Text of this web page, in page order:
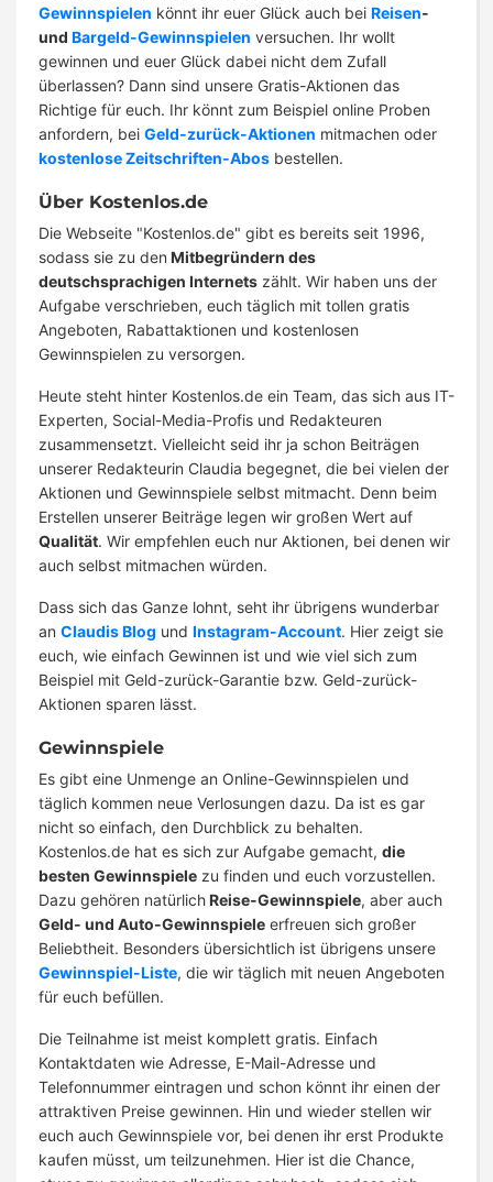
Gewinnspielen könnt ihr euer Glück auch bei Reisen-
und Bargeld-Gewinnspielen versuchen. Ihr wollt
gewinnen und euer Glück dabei nicht dem Zufall
überlassen? Dann sind unsere Gratis-Aktionen das
Richtige für euch. Ihr könnt zum Beispiel online Proben
anfordern, bei Geld-zurück-Aktionen mitmachen oder
kostenlose Zeitschriften-Abos bestellen.
Über Kostenlos.de
Die Webseite "Kostenlos.de" gibt es bereits seit 1996,
sodass sie zu den Mitbegründern des
deutschsprachigen Internets zählt. Wir haben uns der
Aufgabe verschrieben, euch täglich mit tollen gratis
Angeboten, Rabattaktionen und kostenlosen
Gewinnspielen zu versorgen.
Heute steht hinter Kostenlos.de ein Team, das sich aus IT-
Experten, Social-Media-Profis und Redakteuren
zusammensetzt. Vielleicht seid ihr ja schon Beiträgen
unserer Redakteurin Claudia begegnet, die bei vielen der
Aktionen und Gewinnspiele selbst mitmacht. Denn beim
Erstellen unserer Beiträge legen wir großen Wert auf
Qualität. Wir empfehlen euch nur Aktionen, bei denen wir
auch selbst mitmachen würden.
Dass sich das Ganze lohnt, seht ihr übrigens wunderbar
an Claudis Blog und Instagram-Account. Hier zeigt sie
euch, wie einfach Gewinnen ist und wie viel sich zum
Beispiel mit Geld-zurück-Garantie bzw. Geld-zurück-
Aktionen sparen lässt.
Gewinnspiele
Es gibt eine Unmenge an Online-Gewinnspielen und
täglich kommen neue Verlosungen dazu. Da ist es gar
nicht so einfach, den Durchblick zu behalten.
Kostenlos.de hat es sich zur Aufgabe gemacht, die
besten Gewinnspiele zu finden und euch vorzustellen.
Dazu gehören natürlichReise-Gewinnspiele, aber auch
Geld- und Auto-Gewinnspiele erfreuen sich großer
Beliebtheit. Besonders übersichtlich ist übrigens unsere
Gewinnspiel-Liste, die wir täglich mit neuen Angeboten
für euch befüllen.
Die Teilnahme ist meist komplett gratis. Einfach
Kontaktdaten wie Adresse, E-Mail-Adresse und
Telefonnummer eintragen und schon könnt ihr einen der
attraktiven Preise gewinnen. Hin und wieder stellen wir
euch auch Gewinnspiele vor, bei denen ihr erst Produkte
kaufen müsst, um teilzunehmen. Hier ist die Chance,